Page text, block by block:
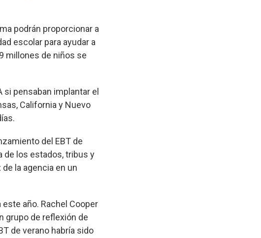
podrán proporcionar a
escolar para ayudar a
millones de niños se
si pensaban implantar el
California y Nuevo
del EBT de
de los estados, tribus y
la agencia en un
año. Rachel Cooper
grupo de reflexión de
de verano habría sido